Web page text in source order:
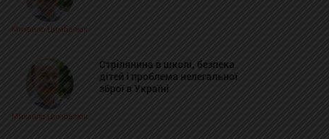
Михайло Цимбалюк
Михайло Цимбалюк
Стрілянина в школі, безпека
дітей і проблема нелегальної
зброї в Україні